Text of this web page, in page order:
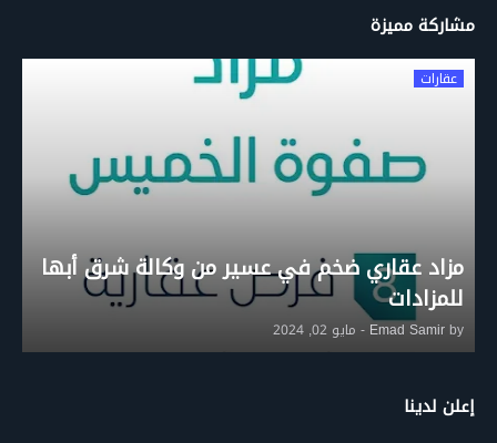
مشاركة مميزة
عقارات
مزاد عقاري ضخم في عسير من وكالة شرق أبها
للمزادات
by
Emad Samir
- مايو 02, 2024
إعلن لدينا